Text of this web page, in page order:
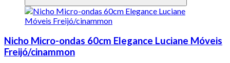
Nicho Micro-ondas 60cm Elegance Luciane Móveis
Freijó/cinammon